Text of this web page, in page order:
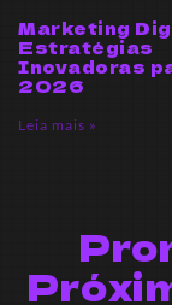
Marketing
Estratégias
Inovadoras
2026
Leia mais »